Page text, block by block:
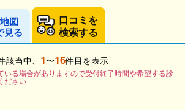
地図
見る
口コミを
検索する
該当中、 1〜16件目を表示
いる場合がありますので受付終了時間や希望する診
ださい